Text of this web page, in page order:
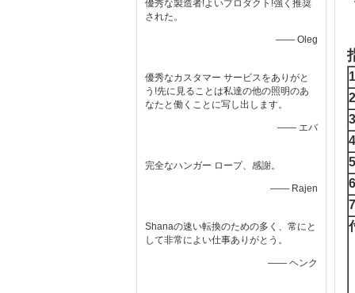
優秀な製造者!よいプロダクト!強く推奨
された。
—— Oleg
優秀なカスタマー サービスをありがと
う!先に見ることは私達の他の照明のあ
なたと働くことに写し出します。
—— エバ
完全なハンガー ロープ、感謝。
—— Rajen
Shanaの速い転換のための多く、常にと
して非常によい仕事ありがとう。
—— ヘンク